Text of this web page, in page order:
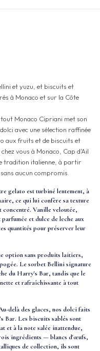
et yuzu, et biscuits et
à Monaco et sur la Côte
Monaco Cipriani met son
avec une sélection raffinée
aux fruits et de biscuits et
vous à Monaco, Cap d'Ail
tradition italienne, à partir
aucun compromis.
gelato est turbiné lentement, à
ce qui lui confère sa texture
Vanille veloutée,
et dulce de leche aux
quantités pour préserver leur
option sans produits laitiers,
Le sorbet Bellini signature
du Harry's Bar, tandis que le
et rafraîchissante à tout
delà des glaces, nos dolci faits
Bar. Les biscuits sablés sont
et à la note salée inattendue,
ingrédients — blancs d'œufs,
de collection, ils sont